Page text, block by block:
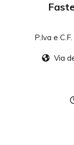
P.Iva e
Via